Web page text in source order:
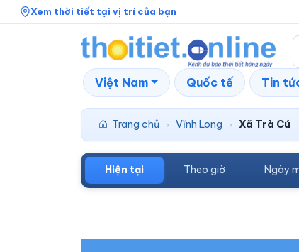
Xem thời tiết tại vị trí của bạn
Việt Nam Quốc tế Tin
Trang chủ › Vĩnh Long › Xã Trà Cú
Hiện tại Theo giờ Ngày